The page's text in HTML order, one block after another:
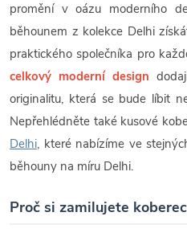
promění v oázu moderního
běhounem z kolekce Delhi
praktického společníka pro
celkový moderní design
originalitu, která se bude líbit
Nepřehlédněte také kusové
Delhi, které nabízíme ve
běhouny na míru Delhi.
Proč si zamilujete